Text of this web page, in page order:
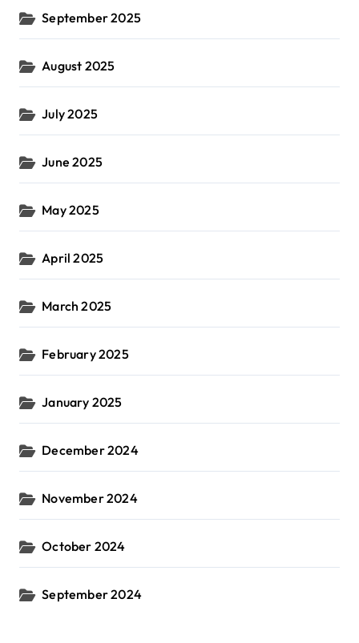
September 2025
August 2025
July 2025
June 2025
May 2025
April 2025
March 2025
February 2025
January 2025
December 2024
November 2024
October 2024
September 2024